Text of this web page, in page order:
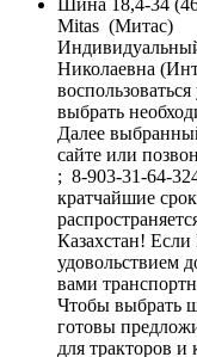
Mitas (Митас)
Николаевна
выбрать
Далее
сайте или
; 8-903-31-64-
кратчайшие
Казахстан!
удовольствием
вами
Чтобы выбрать
готовы
для тракторов